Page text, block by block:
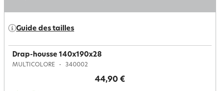
Guide des tailles
Drap-housse 140x190x28
MULTICOLORE 340002
44,90 €